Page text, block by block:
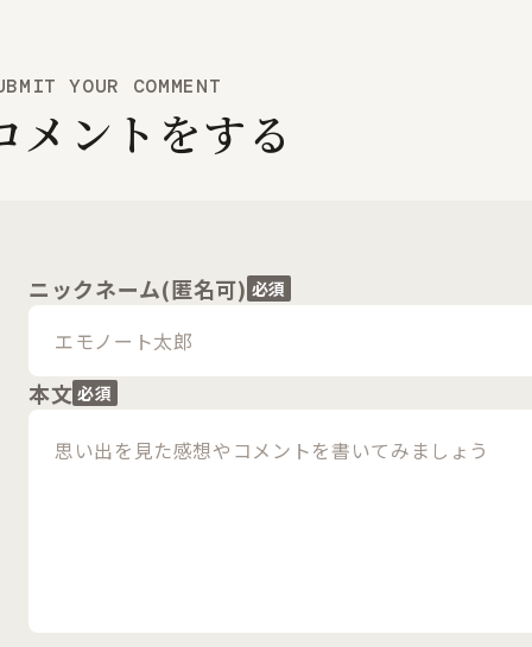
YOUR COMMENT
メントをする
ニックネーム(匿名可) 必須
本文 必須